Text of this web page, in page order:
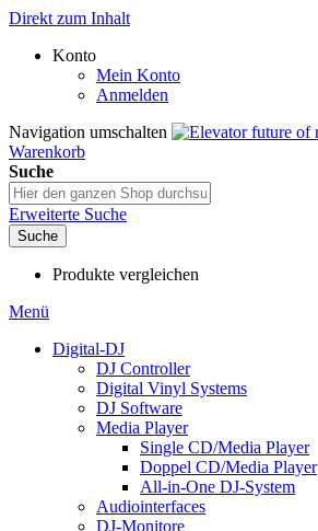
Direkt zum Inhalt
Konto
Mein Konto
Anmelden
Navigation umschalten
Warenkorb
Suche
Erweiterte Suche
Suche
Produkte vergleichen
Menü
Digital-DJ
DJ Controller
Digital Vinyl Systems
DJ Software
Media Player
Single CD/Media Player
Doppel CD/Media Player
All-in-One DJ-System
Audiointerfaces
DJ-Monitore